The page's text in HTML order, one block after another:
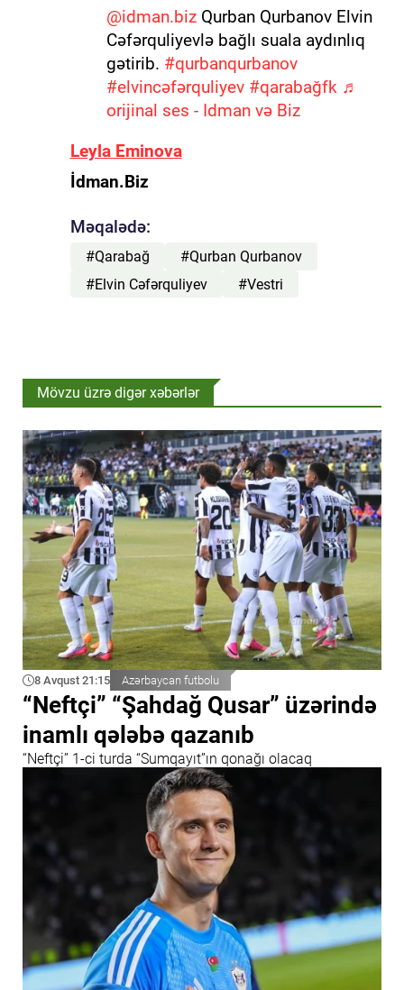
@idman.bizQurban Qurbanov Elvin
Cəfərquliyevlə bağlı suala aydınlıq
gətirib. #qurbanqurbanov
#elvincəfərquliyev #qarabağfk ♬
orijinal ses - Idman və Biz
Leyla Eminova
İdman.Biz
Məqalədə:
#Qarabağ
#Qurban Qurbanov
#Elvin Cəfərquliyev
#Vestri
Mövzu üzrə digər xəbərlər
8 Avqust 21:15 Azərbaycan futbolu
“Neftçi” “Şahdağ Qusar” üzərində
inamlı qələbə qazanıb
“Neftçi” 1-ci turda “Sumqayıt”ın qonağı olacaq